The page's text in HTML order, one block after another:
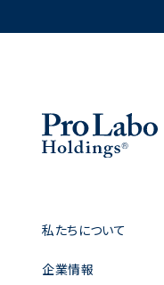
私たちについて
企業情報